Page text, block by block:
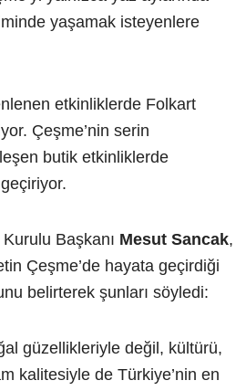
yaşamak isteyenlere
etkinliklerde Folkart
Çeşme’nin serin
butik etkinliklerde
Başkanı Mesut Sancak,
Çeşme’de hayata geçirdiği
belirterek şunları söyledi:
güzellikleriyle değil, kültürü,
kalitesiyle de Türkiye’nin en